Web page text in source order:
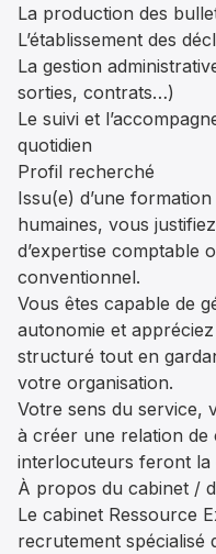
La production des
L’établissement des
La gestion
sorties, contrats…)
Le suivi et
quotidien
Profil recherché
Issu(e) d’une
humaines, vous
d’expertise comptable
conventionnel.
Vous êtes capable de
autonomie et
structuré tout en
votre organisation.
Votre sens du service,
à créer une relation de
interlocuteurs feront la
À propos du cabinet /
Le cabinet Ressource
recrutement spécialisé